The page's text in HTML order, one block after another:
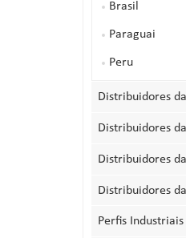
Brasil
Paraguai
Peru
Distribuidores
Distribuidores
Distribuidores
Distribuidores
Perfis